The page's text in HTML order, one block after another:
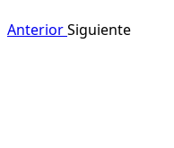
AnteriorSiguiente